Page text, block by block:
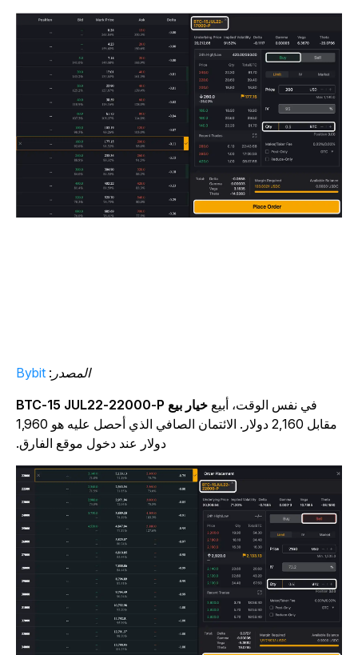
المصدر:Bybit
في نفس الوقت، أبيعخيار بيع BTC-15 JUL22-22000-P
مقابل 2,160 دولار. الائتمان الصافي الذي أحصل عليه هو 1,960
دولار عند دخول موقع الفارق.